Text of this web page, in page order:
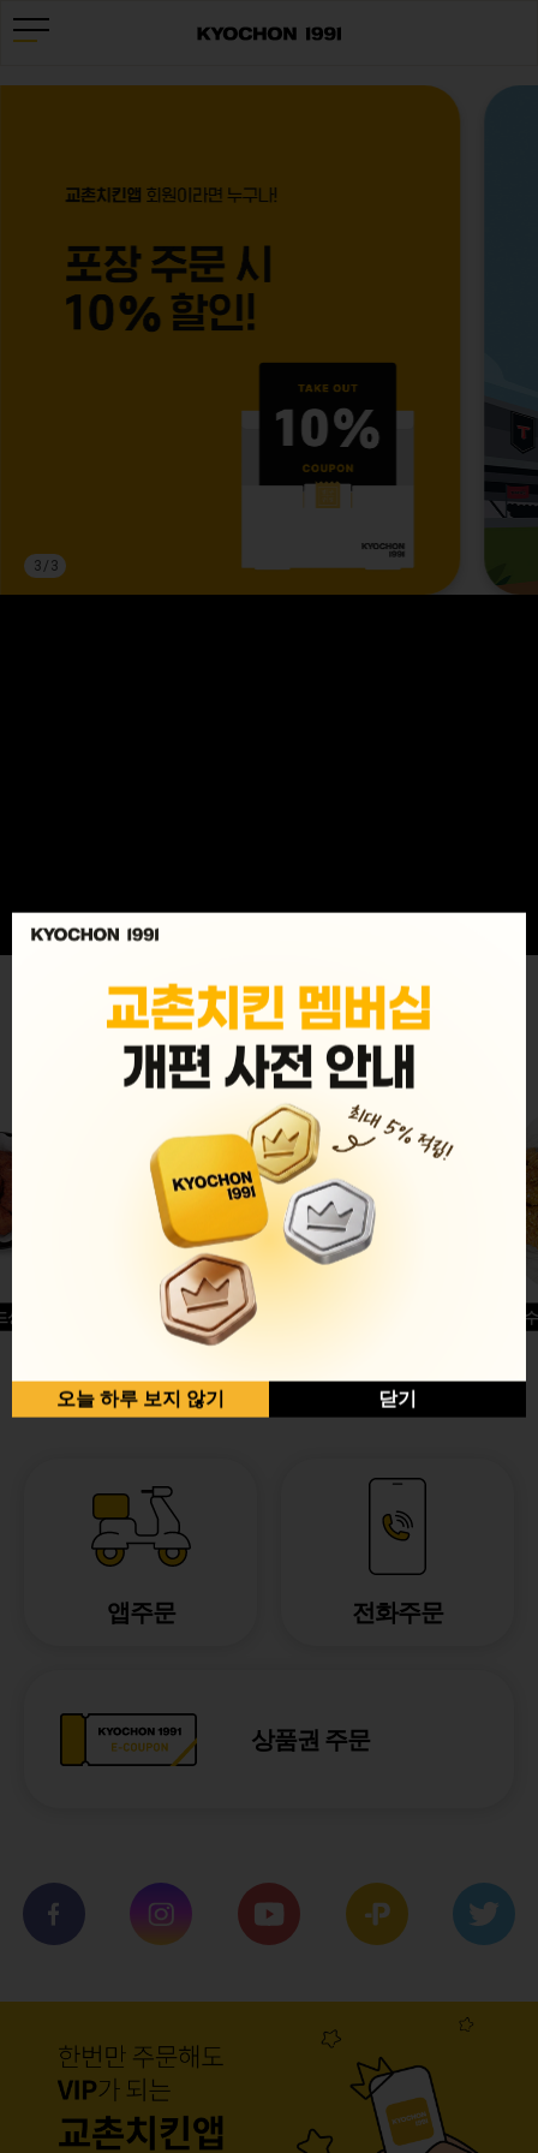
3/ 3
MENU
글윙
반반순살[레드+허니]
허니옥
앱주문 전화주문
상품권 주문
오늘 하루 보지 않기 닫기